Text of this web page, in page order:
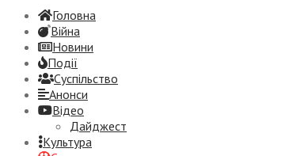
Головна
Війна
Новини
Події
Суспiльство
Анонси
Відео
Дайджест
Культура